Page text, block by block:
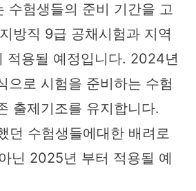
수험생들의 준비 기간을 고
방직 9급 공채시험과 지역
적용될 예정입니다. 2024년
으로 시험을 준비하는 수험
출제기조를 유지합니다.
던 수험생들에대한 배려로
닌 2025년 부터 적용될 예